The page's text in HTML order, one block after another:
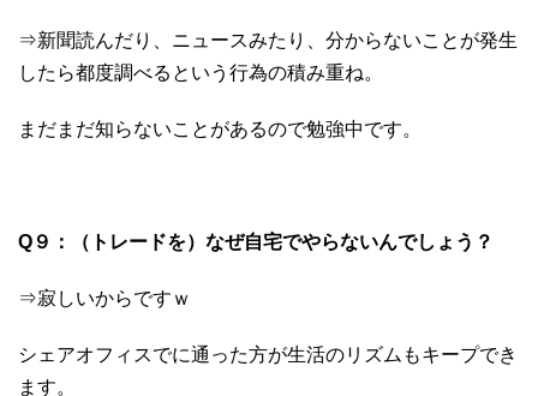
⇒新聞読んだり、ニュースみたり、分からないことが発生
したら都度調べるという行為の積み重ね。
まだまだ知らないことがあるので勉強中です。
Q９：​（トレードを）なぜ自宅でやらないんでしょう？
⇒寂しいからですｗ
シェアオフィスでに通った方が生活のリズムもキープでき
ます。